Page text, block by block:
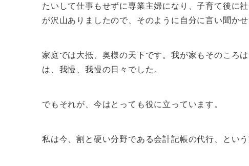
たいして仕事もせずに専業主婦になり、子育て後に
が沢山ありましたので、そのように自分に言い聞
家庭では大抵、奥様の天下です。我が家もそのころ
は、我慢、我慢の日々でした。
でもそれが、今はとっても役に立っています。
私は今、割と硬い分野である会計記帳の代行、という